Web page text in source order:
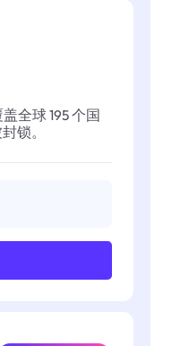
全球 195 个国
锁。